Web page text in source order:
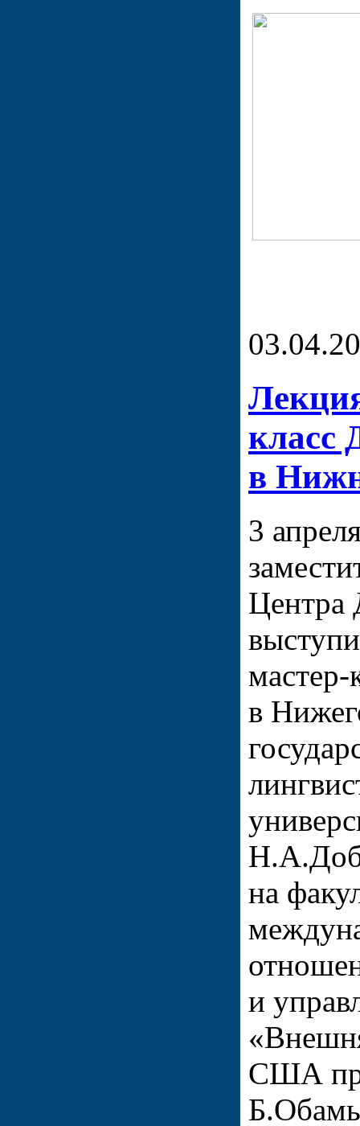
класс
в
3
Центра
мастер-
в
на
и
США